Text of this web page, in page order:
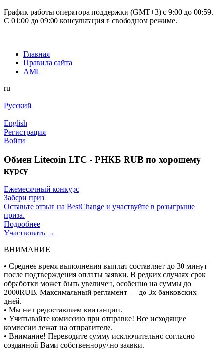
График работы оператора поддержки (GMT+3) c 9:00 до 00:59.
С 01:00 до 09:00 консультация в свободном режиме.
Главная
Правила сайта
AML
ru
Русский
English
Регистрация
Войти
Обмен Litecoin LTC - РНКБ RUB по хорошему
курсу
Ежемесячный конкурс
Забери приз
Оставьте отзыв на BestChange и участвуйте в розыгрыше
приза.
Подробнее
Участвовать →
ВНИМАНИЕ
• Среднее время выполнения выплат составляет до 30 минут
после подтверждения оплаты заявки. В редких случаях срок
обработки может быть увеличен, особенно на суммы до
2000RUB. Максимальный регламент — до 3х банковских
дней.
• Мы не предоставляем квитанции.
• Учитывайте комиссию при отправке! Все исходящие
комиссии лежат на отправителе.
• Внимание! Переводите сумму исключительно согласно
созданной Вами собственноручно заявки.